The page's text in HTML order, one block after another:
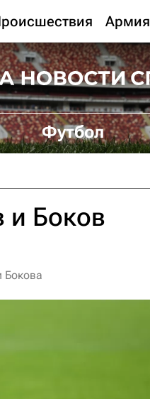
Армия
Футбол
и Боков
Бокова